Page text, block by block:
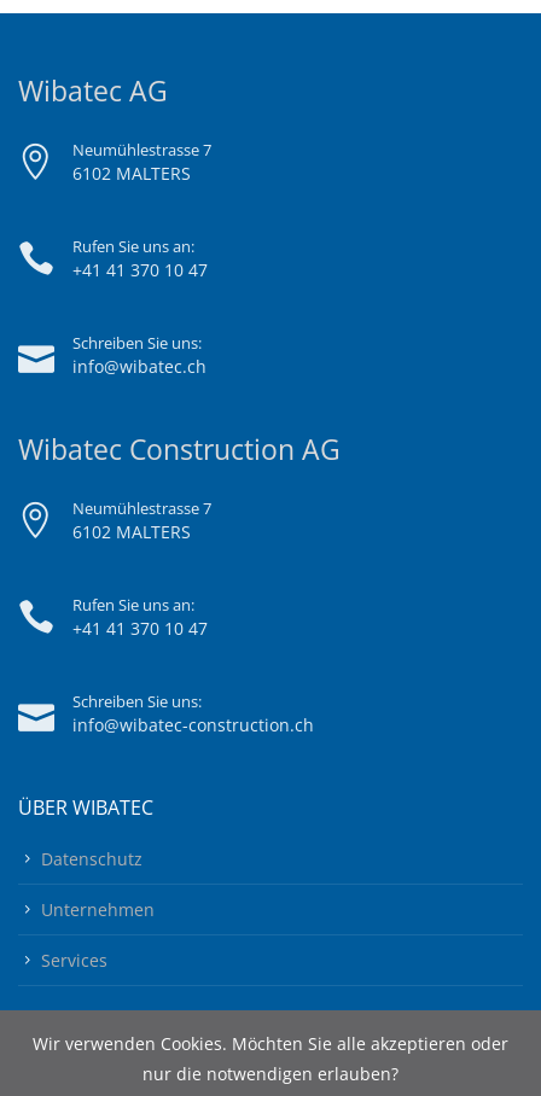
Wibatec AG
Neumühlestrasse 7
6102 MALTERS
Rufen Sie uns an:
+41 41 370 10 47
Schreiben Sie uns:
info@wibatec.ch
Wibatec Construction AG
Neumühlestrasse 7
6102 MALTERS
Rufen Sie uns an:
+41 41 370 10 47
Schreiben Sie uns:
info@wibatec-construction.ch
ÜBER WIBATEC
Datenschutz
Unternehmen
Services
Wir verwenden Cookies. Möchten Sie alle akzeptieren oder
nur die notwendigen erlauben?